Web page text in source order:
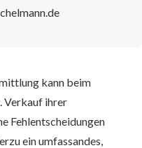
kann beim
Verkauf ihrer
Fehlentscheidungen
ein umfassandes,